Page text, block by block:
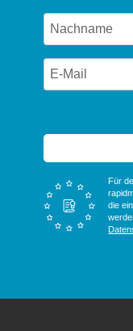
Für
die